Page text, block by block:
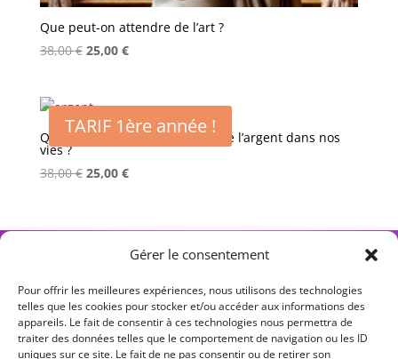
Gérer le consentement
Pour offrir les meilleures expériences, nous utilisons des technologies
telles que les cookies pour stocker et/ou accéder aux informations des
appareils. Le fait de consentir à ces technologies nous permettra de
traiter des données telles que le comportement de navigation ou les ID
uniques sur ce site. Le fait de ne pas consentir ou de retirer son
Que peut-on attendre de l’art ?
38,00€ Le
était :
38,00 €.
25,00 €Le
est :
25,00 €.
TARIF 1ère année !
Quelle doit être la juste place de l’argent dans nos
vies ?
38,00€ Le
était :
38,00 €.
25,00 €Le
est :
25,00 €.
1 2
S T Y L O S O P H I E